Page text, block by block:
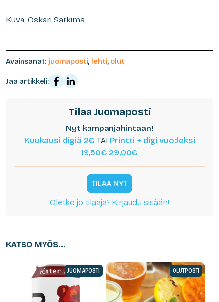
Kuva: Oskari Sarkima
Avainsanat: juomaposti, lehti, olut
Jaa artikkeli:
Tilaa Juomaposti
Nyt kampanjahintaan!
Kuukausi digiä 2€ TAI Printti + digi vuodeksi
19,50€ 29,00€
TILAA NYT
Oletko jo tilaaja? Kirjaudu sisään!
KATSO MYÖS...
JUOMAPOSTI OLUTPOSTI